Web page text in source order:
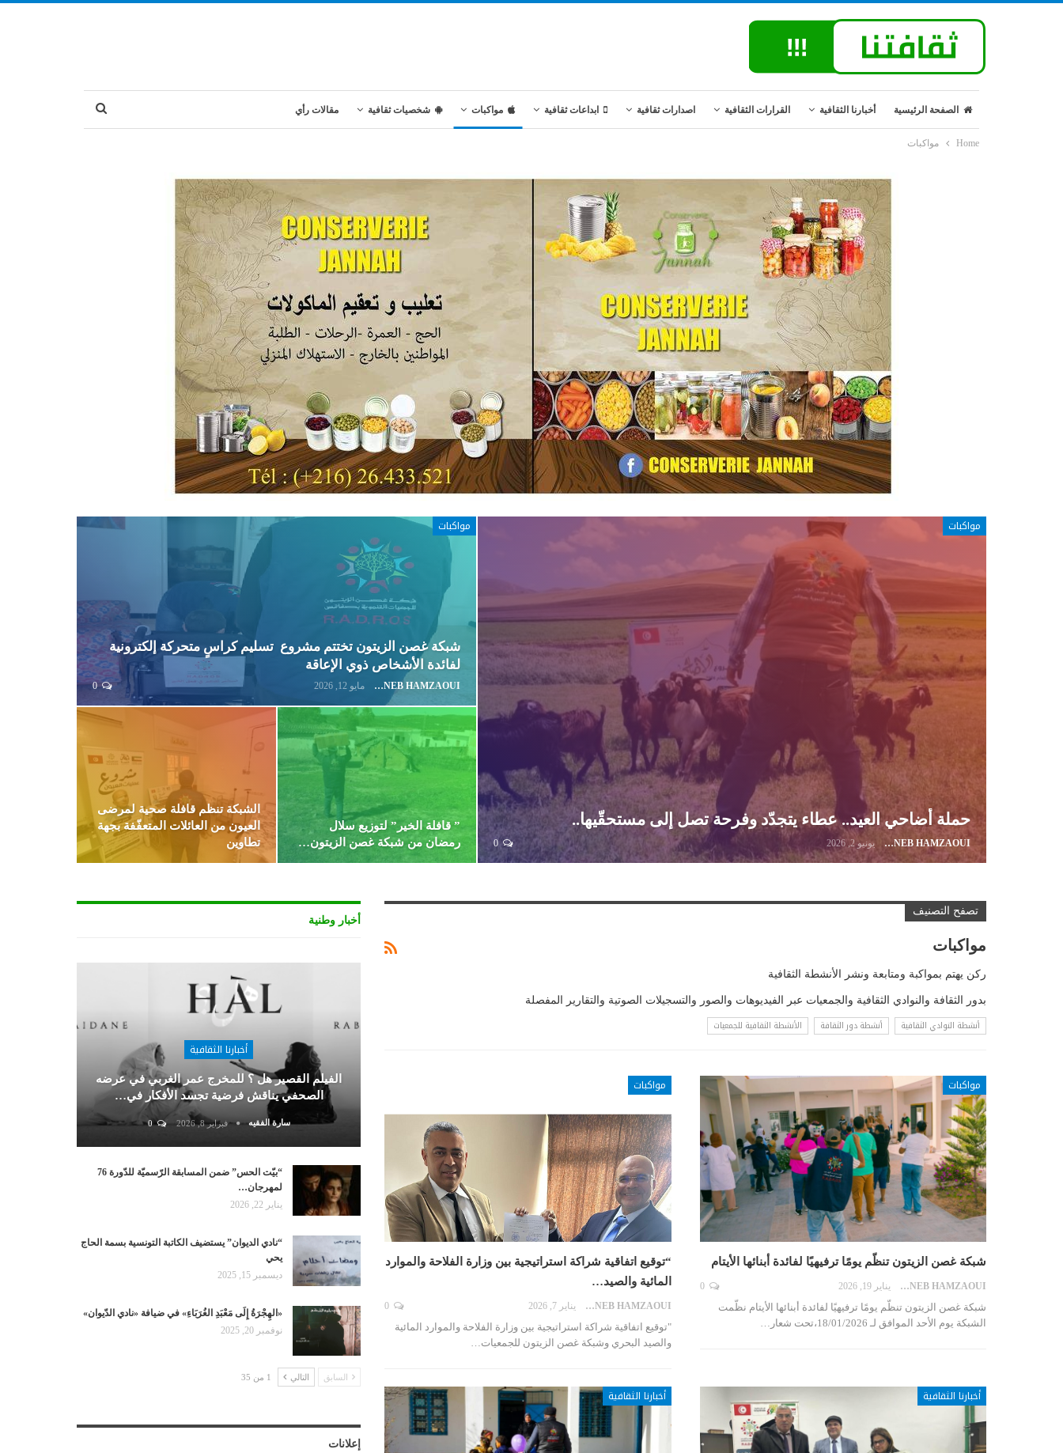
الصفحة الرئيسية أخبارنا الثقافية القرارات الثقافية اصدارات ثقافية ابداعات ثقافية مواكبات شخصيات ثقافية مقالات رأي
Home مواكبات
مواكبات
حملة أضاحي العيد.. عطاء يتجدّد وفرحة تصل إلى مستحقّيها..
ZAYNEB HAMZAOUI يونيو 2, 2026 0
مواكبات
شبكة غصن الزيتون تختتم مشروع تسليم كراسٍ متحركة إلكترونية
لفائدة الأشخاص ذوي الإعاقة
ZAYNEB HAMZAOUI مايو 12, 2026 0
” قافلة الخير” لتوزيع سلال
رمضان من شبكة غصن الزيتون…
الشبكة تنظم قافلة صحية لمرضى
العيون من العائلات المتعفّفة بجهة
تطاوين
تصفح التصنيف
مواكبات
ركن يهتم بمواكبة ومتابعة ونشر الأنشطة الثقافية
بدور الثقافة والنوادي الثقافية والجمعيات عبر الفيديوهات والصور والتسجيلات الصوتية والتقارير المفصلة
أنشطة النوادي الثقافية أنشطة دور الثقافة الأنشطة الثقافية للجمعيات
مواكبات
شبكة غصن الزيتون تنظّم يومًا ترفيهيًا لفائدة أبنائها الأيتام
ZAYNEB HAMZAOUI يناير 19, 2026 0
شبكة غصن الزيتون تنظّم يومًا ترفيهيًا لفائدة أبنائها الأيتام نظّمت
الشبكة يوم الأحد الموافق لـ 18/01/2026،تحت شعار…
مواكبات
“توقيع اتفاقية شراكة استراتيجية بين وزارة الفلاحة والموارد
المائية والصيد…
ZAYNEB HAMZAOUI يناير 7, 2026
"توقيع اتفاقية شراكة استراتيجية بين وزارة الفلاحة والموارد المائية
والصيد البحري وشبكة غصن الزيتون للجمعيات…
أخبارنا الثقافية أخبارنا الثقافية
أخبار وطنية
أخبارنا الثقافية
الفيلم القصير هل ؟ للمخرج عمر الغربي في عرضه
الصحفي يناقش فرضية تجسد الأفكار في…
سارة الفقيه فبراير 8, 2026 0
“بيّت الحس” ضمن المسابقة الرّسميّة للدّورة 76
لمهرجان…
يناير 22, 2026
“نادي الديوان” يستضيف الكاتبة التونسية بسمة الحاج
يحي
ديسمبر 15, 2025
«الهِجْرَةُ إِلَى مَعْبَدِ الغُرَبَاءِ» في ضيافة «نادي الدّيوان»
نوفمبر 20, 2025
السابق التالي 1 من 35
إعلانات